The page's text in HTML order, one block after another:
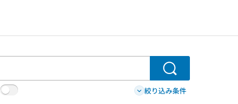
検索
絞り込み条件